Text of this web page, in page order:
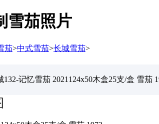
雪茄照片
茄>中式雪茄>长城雪茄>
记忆雪茄 2021124x50木盒25支/盒 雪茄